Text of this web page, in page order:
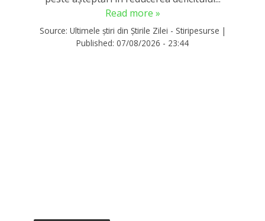
Read more »
Source: Ultimele știri din Știrile Zilei - Stiripesurse |
Published: 07/08/2026 - 23:44